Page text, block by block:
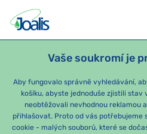
Vaše soukromí je
Aby fungovalo správně vyhledávání,
košíku, abyste jednoduše zjistili stav
neobtěžovali nevhodnou reklamou
přihlašovat. Proto od vás potřebujeme
cookie - malých souborů, které se
O SPOLEČNOSTI POLITIKA KVALITY
NAPSALI O NÁS